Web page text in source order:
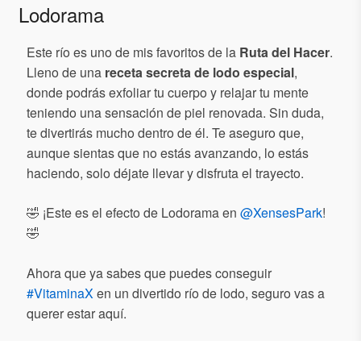
Lodorama
Este río es uno de mis favoritos de la Ruta del Hacer.
Lleno de una receta secreta de lodo especial,
donde podrás exfoliar tu cuerpo y relajar tu mente
teniendo una sensación de piel renovada. Sin duda,
te divertirás mucho dentro de él. Te aseguro que,
aunque sientas que no estás avanzando, lo estás
haciendo, solo déjate llevar y disfruta el trayecto.
🤣 ¡Este es el efecto de Lodorama en @XensesPark!
🤣
Ahora que ya sabes que puedes conseguir
#VitaminaXen un divertido río de lodo, seguro vas a
querer estar aquí.